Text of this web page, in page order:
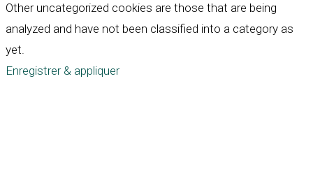
Other uncategorized cookies are those that are being
analyzed and have not been classified into a category as
yet.
Enregistrer & appliquer